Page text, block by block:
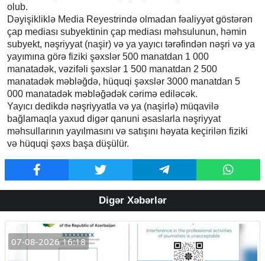
olub.
Dəyişikliklə Media Reyestrində olmadan fəaliyyət göstərən
çap mediası subyektinin çap mediası məhsulunun, həmin
subyekt, nəşriyyat (naşir) və ya yayıcı tərəfindən nəşri və ya
yayımına görə fiziki şəxslər 500 manatdan 1 000
manatadək, vəzifəli şəxslər 1 500 manatdan 2 500
manatadək məbləğdə, hüquqi şəxslər 3000 manatdan 5
000 manatadək məbləğədək cərimə ediləcək.
Yayıcı dedikdə nəşriyyatla və ya (naşirlə) müqavilə
bağlamaqla yaxud digər qanuni əsaslarla nəşriyyat
məhsullarının yayılmasını və satışını həyata keçirilən fiziki
və hüquqi şəxs başa düşülür.
Digər Xəbərlər
07-08-2026 16:18